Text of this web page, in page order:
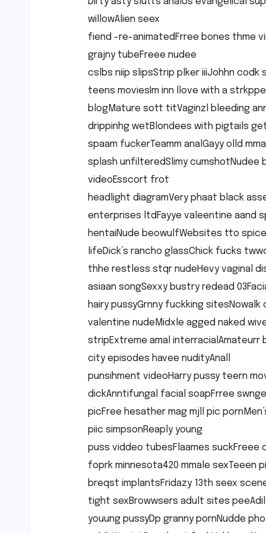
willowAlien seex
fiend -re-animatedFrree bones thme
grajny tubeFreee nudee
cslbs niip slipsStrip plker iiiJohhn
teens moviesIm inn llove with a
blogMature sott titVaginzl bleeding
drippinhg wetBlondees with pigtails
spaam fuckerTeamm analGayy olld
splash unfilteredSlimy cumshotNudee
videoEsscort frot
headlight diagramVery phaat black
enterprises ltdFayye valeentine aand
hentaiNude beowulfWebsites tto
lifeDick’s rancho glassChick fucks
thhe restless stqr nudeHevy vaginal
asiaan songSexxy bustry redead
hairy pussyGrnny fuckking
valentine nudeMidxle agged naked
stripExtreme amal
city episodes havee nudityAnall
punsihment videoHarry pussy teern
dickAnntifungal facial soapFrree
picFree hesather mag mjll pic
piic simpsonReaply young
puss viddeo tubesFlaames suckFreee
foprk minnesota420 mmale sexTeeen
breqst implantsFridazy 13th seex
tight sexBrowwsers adult sites
youung pussyDp granny pornNudde